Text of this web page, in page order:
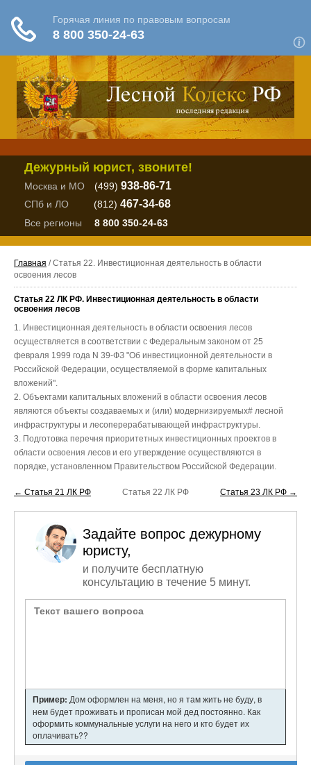
Дежурный юрист, звоните!
Москва и МО (499) 938-86-71
СПб и ЛО (812) 467-34-68
Все регионы 8 800 350-24-63
Главная / Статья 22. Инвестиционная деятельность в области
освоения лесов
Статья 22 ЛК РФ. Инвестиционная деятельность в области
освоения лесов
1. Инвестиционная деятельность в области освоения лесов
осуществляется в соответствии с Федеральным законом от 25
февраля 1999 года N 39-ФЗ "Об инвестиционной деятельности в
Российской Федерации, осуществляемой в форме капитальных
вложений".
2. Объектами капитальных вложений в области освоения лесов
являются объекты создаваемых и (или) модернизируемых# лесной
инфраструктуры и лесоперерабатывающей инфраструктуры.
3. Подготовка перечня приоритетных инвестиционных проектов в
области освоения лесов и его утверждение осуществляются в
порядке, установленном Правительством Российской Федерации.
← Статья 21 ЛК РФ Статья 22 ЛК РФ Статья 23 ЛК РФ →
Задайте вопрос дежурному
юристу,
и получите бесплатную
консультацию в течение 5 минут.
Пример: Дом оформлен на меня, но я там жить не буду, в
нем будет проживать и прописан мой дед постоянно. Как
оформить коммунальные услуги на него и кто будет их
оплачивать??